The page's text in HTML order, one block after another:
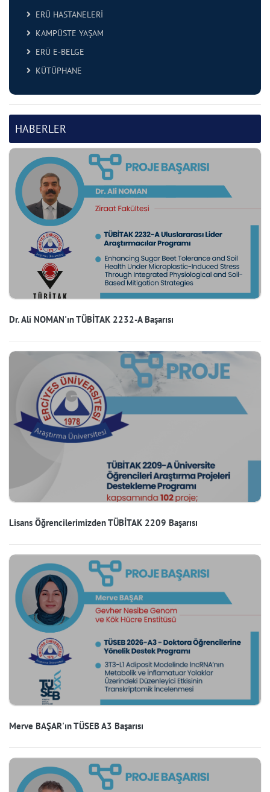
ERÜ HASTANELERİ
KAMPÜSTE YAŞAM
ERÜ E-BELGE
KÜTÜPHANE
HABERLER
Dr. Ali NOMAN'ın TÜBİTAK 2232-A Başarısı
Lisans Öğrencilerimizden TÜBİTAK 2209 Başarısı
Merve BAŞAR'ın TÜSEB A3 Başarısı